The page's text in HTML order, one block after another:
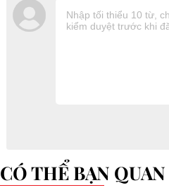
CÓ THỂ BẠN